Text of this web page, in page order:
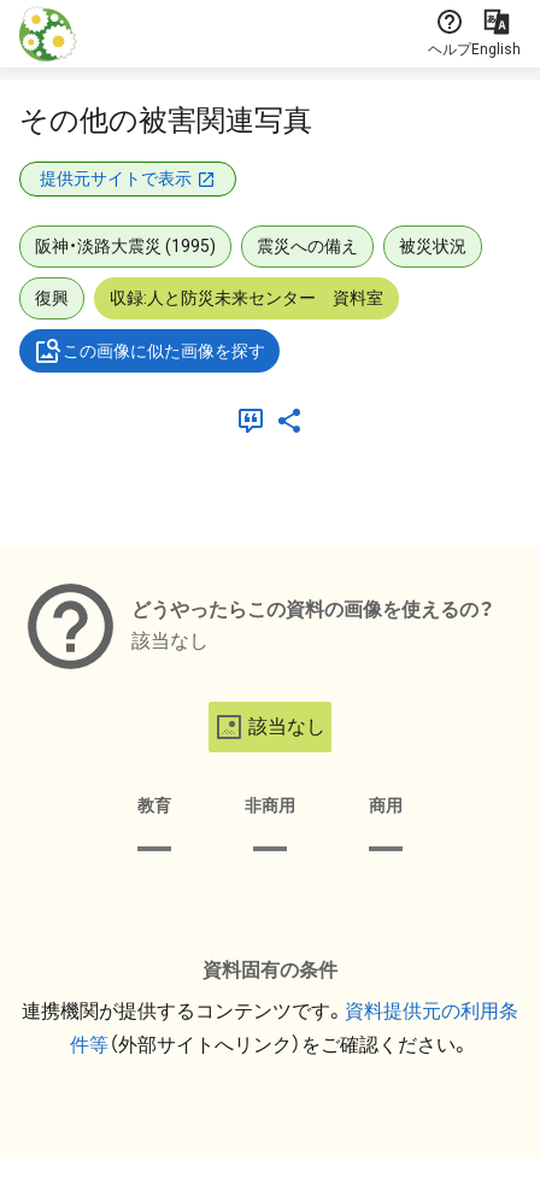
本文に飛ぶ
ヘルプEnglish
その他の被害関連写真
提供元サイトで表示
阪神・淡路大震災 (1995) 震災への備え 被災状況
復興 収録:人と防災未来センター 資料室
この画像に似た画像を探す
どうやったらこの資料の画像を使えるの？
該当なし
該当なし
教育 非商用 商用
資料固有の条件
連携機関が提供するコンテンツです。 資料提供元の利用条
件等（外部サイトへリンク）をご確認ください。